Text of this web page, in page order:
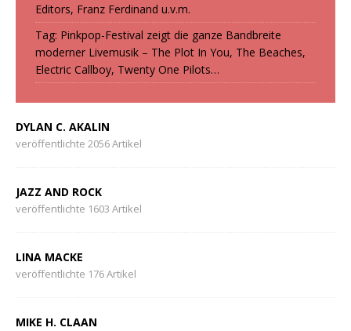
Editors, Franz Ferdinand u.v.m.
Tag: Pinkpop-Festival zeigt die ganze Bandbreite
moderner Livemusik – The Plot In You, The Beaches,
Electric Callboy, Twenty One Pilots…
DYLAN C. AKALIN
veröffentlichte 2056 Artikel
JAZZ AND ROCK
veröffentlichte 1603 Artikel
LINA MACKE
veröffentlichte 176 Artikel
MIKE H. CLAAN